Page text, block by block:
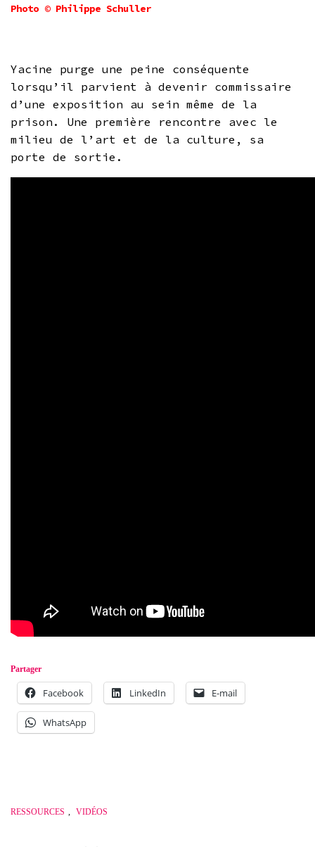
Photo © Philippe Schuller
Yacine purge une peine conséquente
lorsqu’il parvient à devenir commissaire
d’une exposition au sein même de la
prison. Une première rencontre avec le
milieu de l’art et de la culture, sa
porte de sortie.
Partager
Facebook LinkedIn E-mail
WhatsApp
RESSOURCES , VIDÉOS